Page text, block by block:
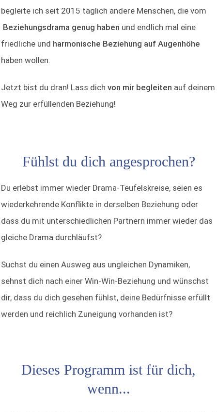
begleite ich seit 2015 täglich andere Menschen, die vom
Beziehungsdrama genug haben und endlich mal eine
friedliche und harmonische Beziehung auf Augenhöhe
haben wollen.
Jetzt bist du dran! Lass dich von mir begleiten auf deinem
Weg zur erfüllenden Beziehung!
Fühlst du dich angesprochen?
Du erlebst immer wieder Drama-Teufelskreise, seien es
wiederkehrende Konflikte in derselben Beziehung oder
dass du mit unterschiedlichen Partnern immer wieder das
gleiche Drama durchläufst?
Suchst du einen Ausweg aus ungleichen Dynamiken,
sehnst dich nach einer Win-Win-Beziehung und wünschst
dir, dass du dich gesehen fühlst, deine Bedürfnisse erfüllt
werden und reichlich Zuneigung vorhanden ist?
Dieses Programm ist für dich,
wenn...